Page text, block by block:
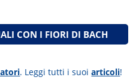
CON I FIORI DI BACH
. Leggi tutti i suoiarticoli!